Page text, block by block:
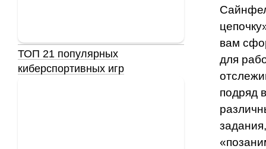
вам
для
подряд
ТОП 21 популярных
киберспортивных игр